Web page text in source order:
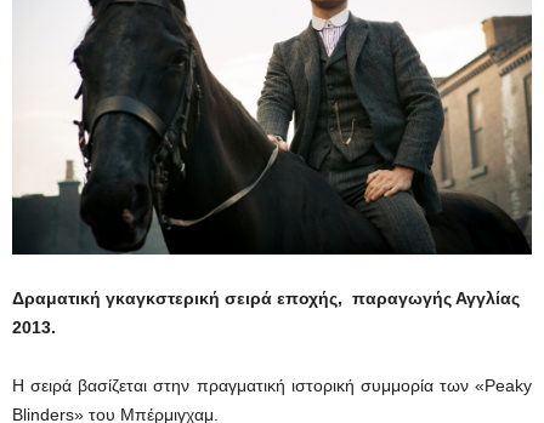
Δραματική γκαγκστερική σειρά εποχής, παραγωγής Αγγλίας
2013.
Η σειρά βασίζεται στην πραγματική ιστορική συμμορία των «Peaky
Blinders» του Μπέρμιγχαμ.